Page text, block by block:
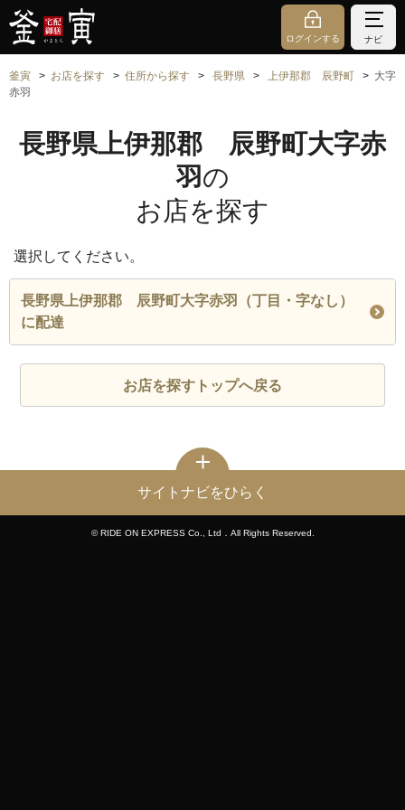
ログインする ナビ
釜寅 お店を探す 住所から探す 長野県 上伊那郡 辰野町
大字
赤羽
長野県上伊那郡 辰野町大字赤
羽の
お店を探す
選択してください。
長野県上伊那郡 辰野町大字赤羽（丁目・字なし）
に配達
お店を探すトップへ戻る
サイトナビをひらく
© RIDE ON EXPRESS Co., Ltd．All Rights Reserved.